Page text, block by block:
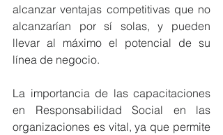
alcanzar ventajas competitivas que no
alcanzarían por sí solas, y pueden
llevar al máximo el potencial de su
línea de negocio.
La importancia de las capacitaciones
en Responsabilidad Social en las
organizaciones es vital, ya que permite